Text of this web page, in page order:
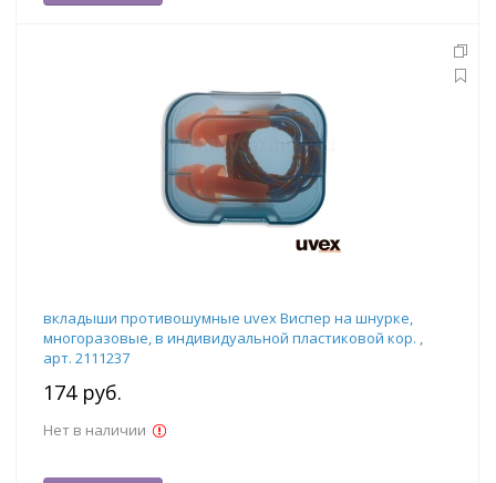
вкладыши противошумные uvex Виспер на шнурке,
многоразовые, в индивидуальной пластиковой кор. ,
арт. 2111237
174 руб.
Нет в наличии